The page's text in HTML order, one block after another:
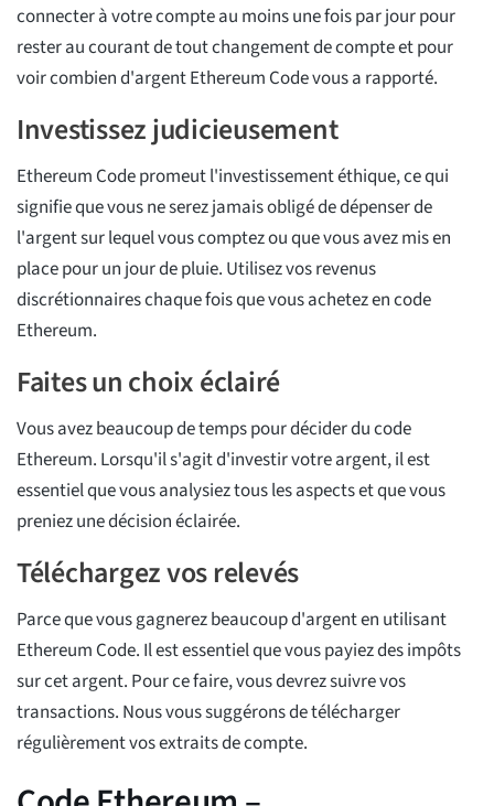
connecter à votre compte au moins une fois par jour pour
rester au courant de tout changement de compte et pour
voir combien d'argent Ethereum Code vous a rapporté.
Investissez judicieusement
Ethereum Code promeut l'investissement éthique, ce qui
signifie que vous ne serez jamais obligé de dépenser de
l'argent sur lequel vous comptez ou que vous avez mis en
place pour un jour de pluie. Utilisez vos revenus
discrétionnaires chaque fois que vous achetez en code
Ethereum.
Faites un choix éclairé
Vous avez beaucoup de temps pour décider du code
Ethereum. Lorsqu'il s'agit d'investir votre argent, il est
essentiel que vous analysiez tous les aspects et que vous
preniez une décision éclairée.
Téléchargez vos relevés
Parce que vous gagnerez beaucoup d'argent en utilisant
Ethereum Code. Il est essentiel que vous payiez des impôts
sur cet argent. Pour ce faire, vous devrez suivre vos
transactions. Nous vous suggérons de télécharger
régulièrement vos extraits de compte.